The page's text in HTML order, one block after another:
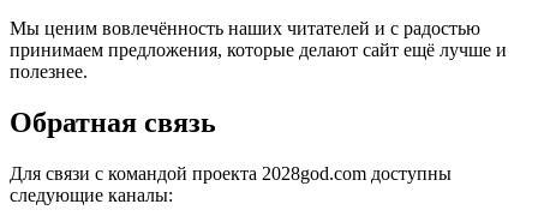
Мы ценим вовлечённость наших читателей и с радостью
принимаем предложения, которые делают сайт ещё лучше и
полезнее.
Обратная связь
Для связи с командой проекта 2028god.com доступны
следующие каналы: